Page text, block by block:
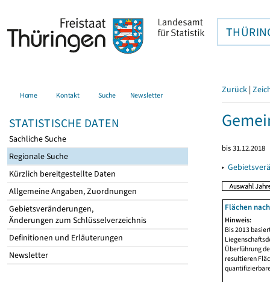
Home Kontakt Suche Newsletter
STATISTISCHE DATEN
Sachliche Suche
Regionale Suche
Kürzlich bereitgestellte Daten
Allgemeine Angaben, Zuordnungen
Gebietsveränderungen,
Änderungen zum Schlüsselverzeichnis
Definitionen und Erläuterungen
Newsletter
Zurück |
bis 31.12.2018
▸
Flächen
Hinweis:
Bis 2013
Überführung
resultieren